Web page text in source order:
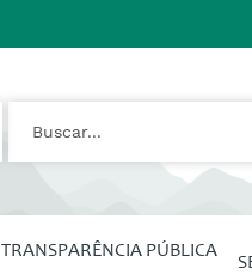
TRANSPARÊNCIA PÚBLICA